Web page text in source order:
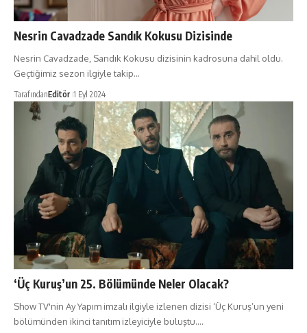
Nesrin Cavadzade Sandık Kokusu Dizisinde
Nesrin Cavadzade, Sandık Kokusu dizisinin kadrosuna dahil oldu.
Geçtiğimiz sezon ilgiyle takip…
TarafındanEditör 1 Eyl 2024
‘Üç Kuruş’un 25. Bölümünde Neler Olacak?
Show TV'nin Ay Yapım imzalı ilgiyle izlenen dizisi ‘Üç Kuruş’un yeni
bölümünden ikinci tanıtım izleyiciyle buluştu.…